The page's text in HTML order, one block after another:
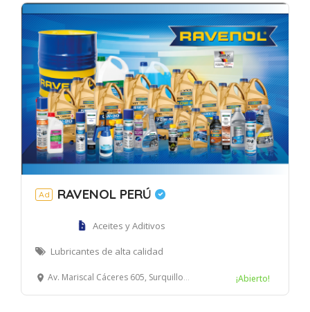
Ad RAVENOL PERÚ
Aceites y Aditivos
Lubricantes de alta calidad
Av. Mariscal Cáceres 605, Surquillo, Lima ¡Abierto!